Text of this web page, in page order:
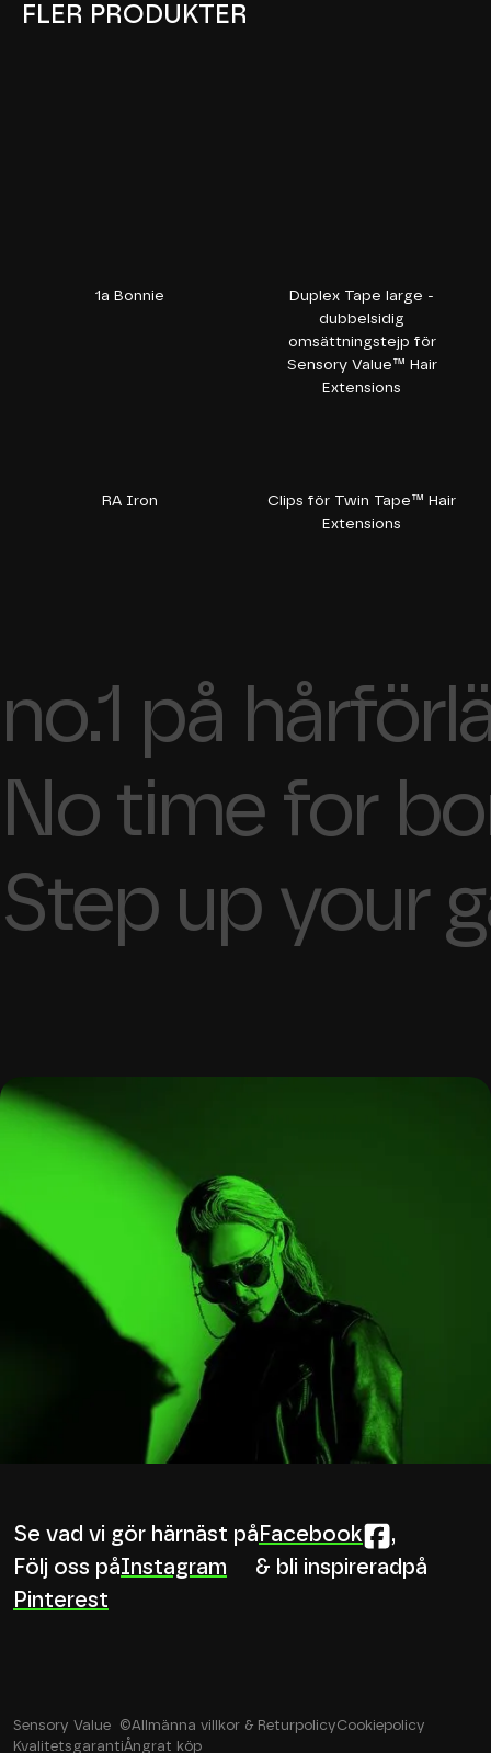
FLER PRODUKTER
1a Bonnie
Duplex Tape large -
dubbelsidig
omsättningstejp för
Sensory Value™ Hair
Extensions
RA Iron
Clips för Twin Tape™ Hair
Extensions
no.1 på
No time for
Step up your
Se vad vi gör härnäst på Facebook
,
Följ oss påInstagram & bli inspirerad på
Pinterest
Sensory Value ©Allmänna villkor & ReturpolicyCookiepolicy
KvalitetsgarantiÅngrat köp